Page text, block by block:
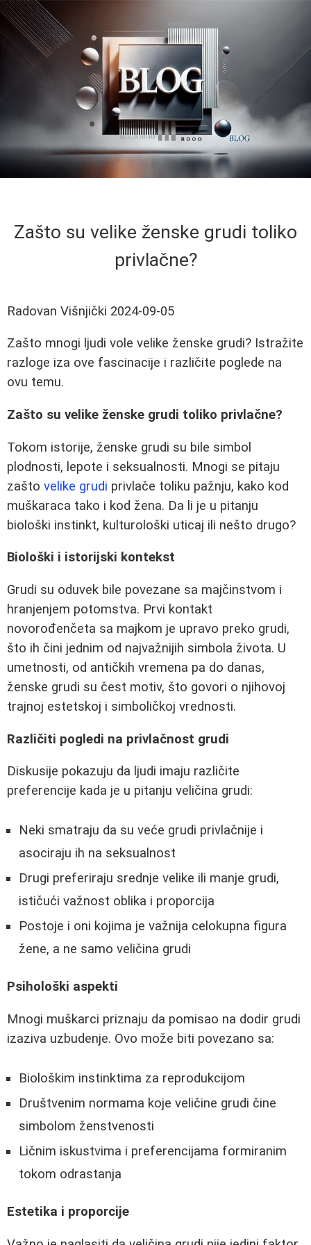
Zašto su velike ženske grudi toliko
privlačne?
Radovan Višnjički 2024-09-05
Zašto mnogi ljudi vole velike ženske grudi? Istražite
razloge iza ove fascinacije i različite poglede na
ovu temu.
Zašto su velike ženske grudi toliko privlačne?
Tokom istorije, ženske grudi su bile simbol
plodnosti, lepote i seksualnosti. Mnogi se pitaju
zašto velike grudi privlače toliku pažnju, kako kod
muškaraca tako i kod žena. Da li je u pitanju
biološki instinkt, kulturološki uticaj ili nešto drugo?
Biološki i istorijski kontekst
Grudi su oduvek bile povezane sa majčinstvom i
hranjenjem potomstva. Prvi kontakt
novorođenčeta sa majkom je upravo preko grudi,
što ih čini jednim od najvažnijih simbola života. U
umetnosti, od antičkih vremena pa do danas,
ženske grudi su čest motiv, što govori o njihovoj
trajnoj estetskoj i simboličkoj vrednosti.
Različiti pogledi na privlačnost grudi
Diskusije pokazuju da ljudi imaju različite
preferencije kada je u pitanju veličina grudi:
Neki smatraju da su veće grudi privlačnije i
asociraju ih na seksualnost
Drugi preferiraju srednje velike ili manje grudi,
ističući važnost oblika i proporcija
Postoje i oni kojima je važnija celokupna figura
žene, a ne samo veličina grudi
Psihološki aspekti
Mnogi muškarci priznaju da pomisao na dodir grudi
izaziva uzbudenje. Ovo može biti povezano sa:
Biološkim instinktima za reprodukcijom
Društvenim normama koje veličine grudi čine
simbolom ženstvenosti
Ličnim iskustvima i preferencijama formiranim
tokom odrastanja
Estetika i proporcije